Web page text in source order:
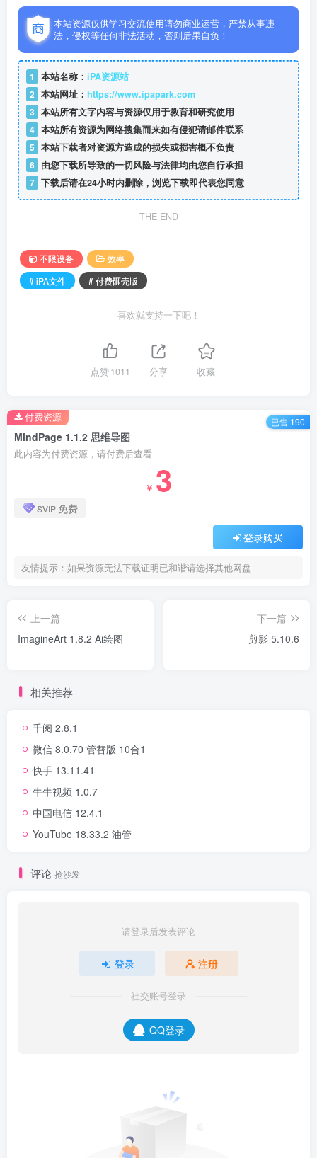
本站资源仅供学习交流使用请勿商业运营，严禁从事违
法，侵权等任何非法活动，否则后果自负！
1 本站名称： iPA资源站
2 本站网址： https://www.ipapark.com
3 本站所有文字内容与资源仅用于教育和研究使用
4 本站所有资源为网络搜集而来如有侵犯请邮件联系
5 本站下载者对资源方造成的损失或损害概不负责
6 由您下载所导致的一切风险与法律均由您自行承担
7 下载后请在24小时内删除，浏览下载即代表您同意
THE END
不限设备
效率
# iPA文件
# 付费砸壳版
喜欢就支持一下吧！
点赞1011 分享 收藏
MindPage 1.1.2 思维导图
此内容为付费资源，请付费后查看
￥ 3
SVIP免费
登录购买
友情提示：如果资源无法下载证明已和谐请选择其他网盘
付费资源 已售 190
上一篇
ImagineArt 1.8.2 Ai绘图
下一篇
剪影 5.10.6
相关推荐
千阅 2.8.1
微信 8.0.70 管替版 10合1
快手 13.11.41
牛牛视频 1.0.7
中国电信 12.4.1
YouTube 18.33.2 油管
评论 抢沙发
请登录后发表评论
登录 注册
社交账号登录
QQ登录